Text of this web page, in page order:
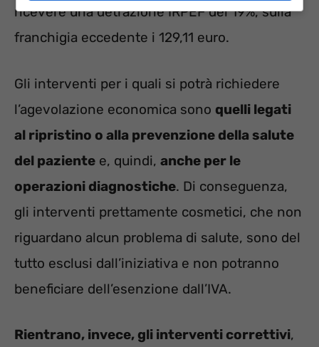
ricevere una detrazione IRPEF del 19%, sulla
franchigia eccedente i 129,11 euro.
Gli interventi per i quali si potrà richiedere
l’agevolazione economica sono quelli legati
al ripristino o alla prevenzione della salute
del paziente e, quindi, anche per le
operazioni diagnostiche. Di conseguenza,
gli interventi prettamente cosmetici, che non
riguardano alcun problema di salute, sono del
tutto esclusi dall’iniziativa e non potranno
beneficiare dell’esenzione dall’IVA.
Rientrano, invece, gli interventi correttivi,